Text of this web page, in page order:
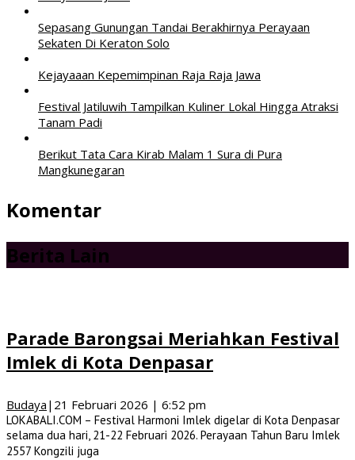
Sepasang Gunungan Tandai Berakhirnya Perayaan
Sekaten Di Keraton Solo
Kejayaaan Kepemimpinan Raja Raja Jawa
Festival Jatiluwih Tampilkan Kuliner Lokal Hingga Atraksi
Tanam Padi
Berikut Tata Cara Kirab Malam 1 Sura di Pura
Mangkunegaran
Komentar
Berita Lain
Parade Barongsai Meriahkan Festival
Imlek di Kota Denpasar
Budaya | 21 Februari 2026 | 6:52 pm
LOKABALI.COM – Festival Harmoni Imlek digelar di Kota Denpasar
selama dua hari, 21-22 Februari 2026. Perayaan Tahun Baru Imlek
2557 Kongzili juga